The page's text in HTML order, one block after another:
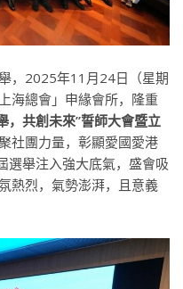
，2025年11月24日（星期
海總會」申緣會所，隆重
，共創未來”誓師大會暨立
社團力量，彰顯愛國愛港
選舉注入強大底氣，盛會吸
熱烈，氣勢澎湃，且意義